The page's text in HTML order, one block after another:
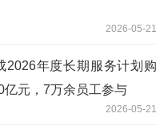
2026-05-21
2026年度长期服务计划购
亿元，7万余员工参与
2026-05-21